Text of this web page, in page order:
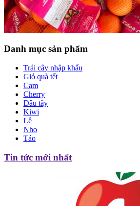
Danh mục sản phẩm
Trái cây nhập khẩu
Giỏ quà tết
Cam
Cherry
Dâu tây
Kiwi
Lê
Nho
Táo
Tin tức mới nhất